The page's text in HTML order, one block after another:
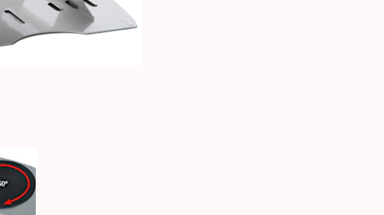
O-FLEX
LAPTOPSTÄNDER TURN-O-FLEX